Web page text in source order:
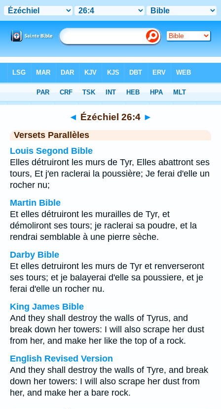
Chapitre 26> Verset 4
◄ Ézéchiel 26:4 ►
Versets Parallèles
Louis Segond Bible
Elles détruiront les murs de Tyr, Elles abattront ses
tours, Et j'en raclerai la poussière; Je ferai d'elle un
rocher nu;
Martin Bible
Et elles détruiront les murailles de Tyr, et
démoliront ses tours; je raclerai sa poudre, et la
rendrai semblable à une pierre sèche.
Darby Bible
Et elles detruiront les murs de Tyr et renverseront
ses tours; et je balayerai d'elle sa poussiere, et je
ferai d'elle un rocher nu.
King James Bible
And they shall destroy the walls of Tyrus, and
break down her towers: I will also scrape her dust
from her, and make her like the top of a rock.
English Revised Version
And they shall destroy the walls of Tyre, and break
down her towers: I will also scrape her dust from
her, and make her a bare rock.